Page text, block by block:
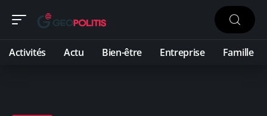
Activités Actu Bien-être Entreprise Famille